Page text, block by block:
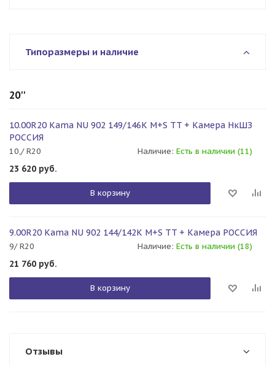
Типоразмеры и наличие
20''
10.00R20 Kama NU 902 149/146K M+S TT + Камера НкШЗ
РОССИЯ
10,/ R20 Наличие: Есть в наличии (11)
23 620 руб.
В корзину
9.00R20 Kama NU 902 144/142K M+S TT + Камера РОССИЯ
9/ R20 Наличие: Есть в наличии (18)
21 760 руб.
В корзину
Отзывы